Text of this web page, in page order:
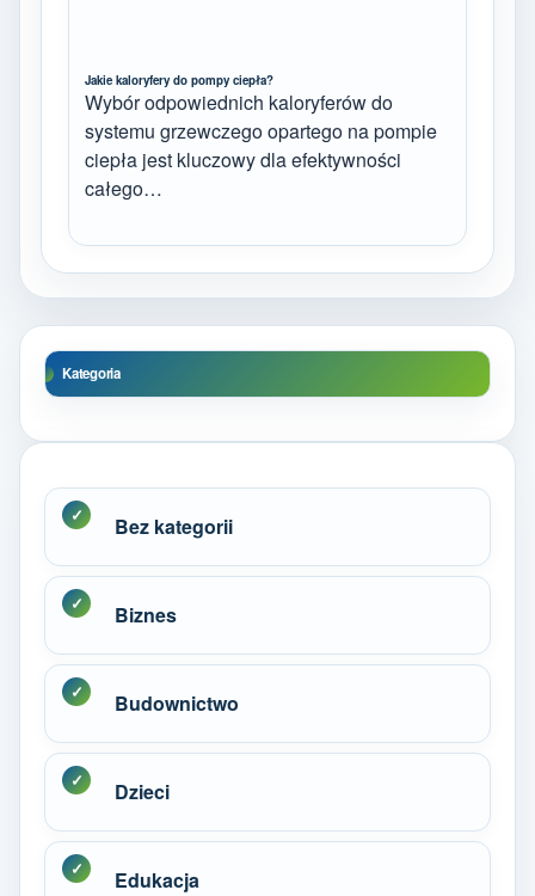
Jakie kaloryfery do pompy ciepła?
Wybór odpowiednich kaloryferów do
systemu grzewczego opartego na pompie
ciepła jest kluczowy dla efektywności
całego…
Kategoria
Bez kategorii
Biznes
Budownictwo
Dzieci
Edukacja